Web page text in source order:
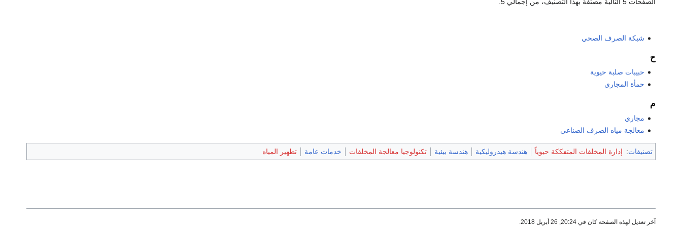
شبكة الصرف الصحي
ح
حبيبات صلبة حيوية
حمأة المجاري
م
مجاري
معالجة مياه الصرف الصناعي
تصنيفات: إدارة المخلفات المتفككة حيوياً هندسة هيدروليكية هندسة بيئية تكنولوجيا معالجة المخلفات خدمات عامة تطهير المياه
آخر تعديل لهذه الصفحة كان في 20:24, 26 أبريل 2018.